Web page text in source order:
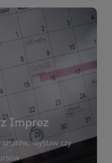
Imprez
wystaw czy
Imprez
wszystkie planowane
organizowane
tu sprawdzić terminy
czy konkursów.
kalendarzowi łatwo
interesujących Cię
harmonogram na